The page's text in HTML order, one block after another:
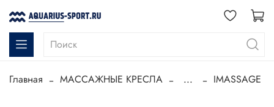
Главная МАССАЖНЫЕ КРЕСЛА ... IMASSAGE